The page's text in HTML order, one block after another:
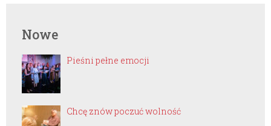
Nowe
Pieśni pełne emocji
Chcę znów poczuć wolność